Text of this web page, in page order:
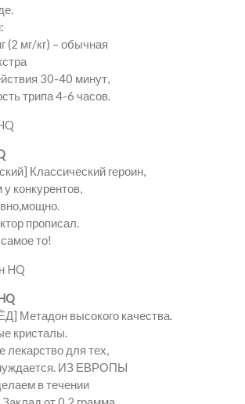
(2 мг/кг) – обычная
30-40 минут,
трипа 4-6 часов.
Классический героин,
конкурентов,
прописал.
то!
Метадон высокого качества.
кристалы.
лекарство для тех,
ИЗ ЕВРОПЫ
в течении